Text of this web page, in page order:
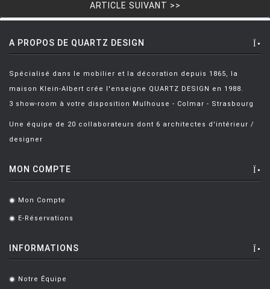
LAPALMA
LEXON
LIGNE ROSET
MANUTTI
MARIOLUCA GIUSTI
MARTINELLI LUCE
ARTICLE SUIVANT >>
A PROPOS DE QUARTZ DESIGN
Spécialisé dans le mobilier et la décoration depuis 1865, la
maison Klein-Albert crée l'enseigne QUARTZ DESIGN en 1988.
3 show-room à votre disposition Mulhouse - Colmar - Strasbourg
Une équipe de 20 collaborateurs dont 6 architectes d'intérieur /
designer
MON COMPTE
. Mon Compte
. E-Réservations
INFORMATIONS
. Notre Équipe